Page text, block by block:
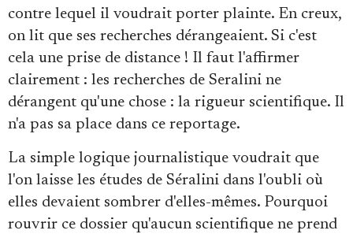
contre lequel il voudrait porter plainte. En creux,
on lit que ses recherches dérangeaient. Si c'est
cela une prise de distance ! Il faut l'affirmer
clairement : les recherches de Seralini ne
dérangent qu'une chose : la rigueur scientifique. Il
n'a pas sa place dans ce reportage.
La simple logique journalistique voudrait que
l'on laisse les études de Séralini dans l'oubli où
elles devaient sombrer d'elles-mêmes. Pourquoi
rouvrir ce dossier qu'aucun scientifique ne prend